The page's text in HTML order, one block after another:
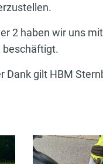
2 haben wir uns
beschäftigt.
Dank gilt HBM